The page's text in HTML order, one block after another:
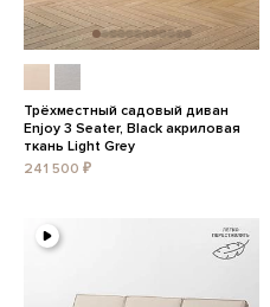
Трёхместный садовый диван
Enjoy 3 Seater, Black акриловая
ткань Light Grey
241 500 ₽